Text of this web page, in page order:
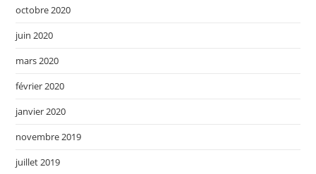
octobre 2020
juin 2020
mars 2020
février 2020
janvier 2020
novembre 2019
juillet 2019